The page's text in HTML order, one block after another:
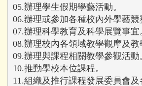
05.辦理學生假期學藝活動。
06.辦理或參加各種校內外學藝競
07.辦理科學教育及科學展覽事宜
08.辦理校內各領域教學觀摩及教
09.辦理與課程相關教學參觀活動
10.推動學校本位課程。
11.組織及推行課程發展委員會